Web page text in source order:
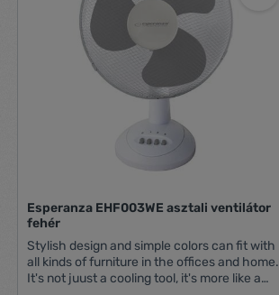
közben a LED pirosan világít, és kikapcsol, ha
az akkumulátor teljesen feltöltött
Esperanza EHF003WE asztali ventilátor
fehér
Stylish design and simple colors can fit with
all kinds of furniture in the offices and home.
It's not juust a cooling tool, it's more like a